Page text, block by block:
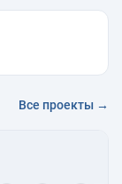
Все проекты →